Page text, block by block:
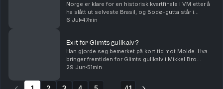
Norge er klare for en historisk kvartfinale i VM etter å
ha slått ut selveste Brasil, og Bodø-gutta står i
sentrum av begivenhetene! Vi hyller Patrick Bergs
6 Jul 47min
Exit for Glimts gullkalv?
Han gjorde seg bemerket på kort tid mot Molde. Hva
bringer fremtiden for Glimts gullkalv i Mikkel Bro
Hansen? Vi tar også de andre snakkisene etter
ko...
29 Jun 51min